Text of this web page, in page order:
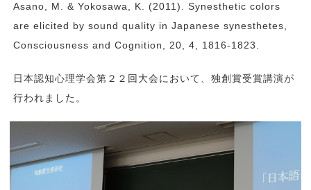
Asano, M. & Yokosawa, K. (2011). Synesthetic colors
are elicited by sound quality in Japanese synesthetes,
Consciousness and Cognition, 20, 4, 1816-1823.
日本認知心理学会第２２回大会において、独創賞受賞講演が
行われました。